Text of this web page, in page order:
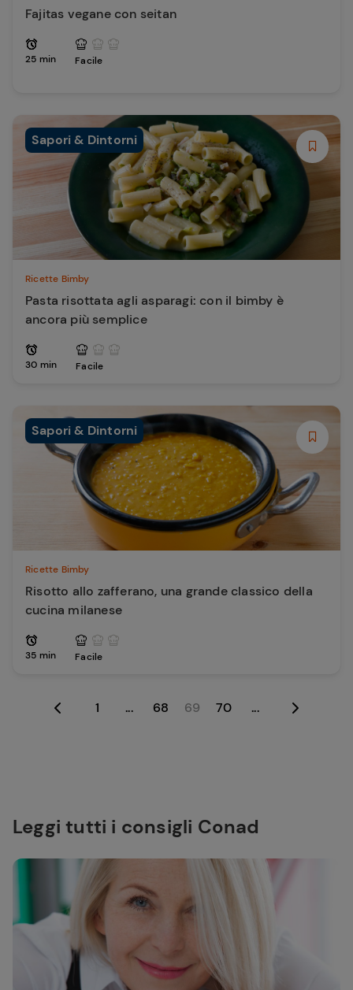
Fajitas vegane con seitan
25 min Facile
Sapori & Dintorni
Ricette Bimby
Pasta risottata agli asparagi: con il bimby è
ancora più semplice
30 min Facile
Sapori & Dintorni
Ricette Bimby
Risotto allo zafferano, una grande classico della
cucina milanese
35 min Facile
1 ... 68 69 70 ...
Leggi tutti i consigli Conad